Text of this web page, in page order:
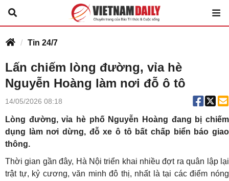
Tin 24/7
Lấn chiếm lòng đường, vỉa hè
Nguyễn Hoàng làm nơi đỗ ô tô
14/05/2026 08:18
Lòng đường, vỉa hè phố Nguyễn Hoàng đang bị chiếm
dụng làm nơi dừng, đỗ xe ô tô bất chấp biển báo giao
thông.
Thời gian gần đây, Hà Nội triển khai nhiều đợt ra quân lập lại
trật tự, kỷ cương, văn minh đô thị, nhất là tại các điểm nóng